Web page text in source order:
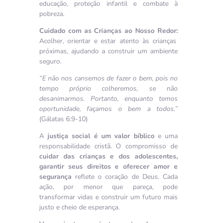
educação, proteção infantil e combate à
pobreza.
Cuidado com as Crianças ao Nosso Redor:
Acolher, orientar e estar atento às crianças
próximas, ajudando a construir um ambiente
seguro.
“E não nos cansemos de fazer o bem, pois no
tempo próprio colheremos, se não
desanimarmos. Portanto, enquanto temos
oportunidade, façamos o bem a todos.”
(Gálatas 6:9-10)
A justiça social é um valor bíblicoe uma
responsabilidade cristã. O compromisso de
cuidar das crianças e dos adolescentes,
garantir seus direitos e oferecer amor e
segurança reflete o coração de Deus. Cada
ação, por menor que pareça, pode
transformar vidas e construir um futuro mais
justo e cheio de esperança.